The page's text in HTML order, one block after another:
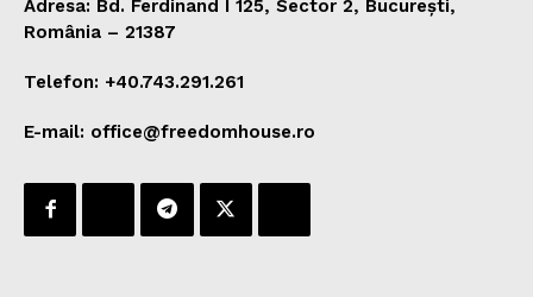
Adresa: Bd. Ferdinand I 125, Sector 2, București,
România – 21387
Telefon: +40.743.291.261
E-mail: office@freedomhouse.ro